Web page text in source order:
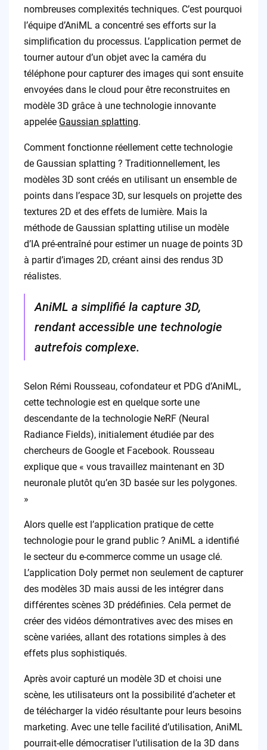
nombreuses complexités techniques. C’est pourquoi
l’équipe d’AniML a concentré ses efforts sur la
simplification du processus. L’application permet de
tourner autour d’un objet avec la caméra du
téléphone pour capturer des images qui sont ensuite
envoyées dans le cloud pour être reconstruites en
modèle 3D grâce à une technologie innovante
appelée Gaussian splatting.
Comment fonctionne réellement cette technologie
de Gaussian splatting ? Traditionnellement, les
modèles 3D sont créés en utilisant un ensemble de
points dans l’espace 3D, sur lesquels on projette des
textures 2D et des effets de lumière. Mais la
méthode de Gaussian splatting utilise un modèle
d’IA pré-entraîné pour estimer un nuage de points 3D
à partir d’images 2D, créant ainsi des rendus 3D
réalistes.
AniML a simplifié la capture 3D,
rendant accessible une technologie
autrefois complexe.
Selon Rémi Rousseau, cofondateur et PDG d’AniML,
cette technologie est en quelque sorte une
descendante de la technologie NeRF (Neural
Radiance Fields), initialement étudiée par des
chercheurs de Google et Facebook. Rousseau
explique que « vous travaillez maintenant en 3D
neuronale plutôt qu’en 3D basée sur les polygones.
»
Alors quelle est l’application pratique de cette
technologie pour le grand public ? AniML a identifié
le secteur du e-commerce comme un usage clé.
L’application Doly permet non seulement de capturer
des modèles 3D mais aussi de les intégrer dans
différentes scènes 3D prédéfinies. Cela permet de
créer des vidéos démontratives avec des mises en
scène variées, allant des rotations simples à des
effets plus sophistiqués.
Après avoir capturé un modèle 3D et choisi une
scène, les utilisateurs ont la possibilité d’acheter et
de télécharger la vidéo résultante pour leurs besoins
marketing. Avec une telle facilité d’utilisation, AniML
pourrait-elle démocratiser l’utilisation de la 3D dans